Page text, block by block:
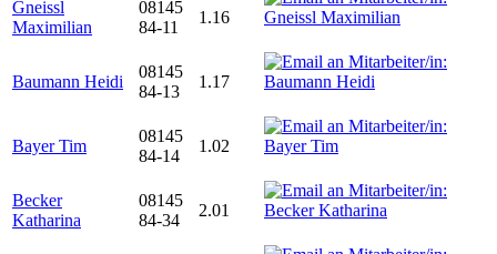
Gneissl
Maximilian
08145
84-11
1.16
Baumann Heidi
08145
84-13
1.17
Bayer Tim
08145
84-14
1.02
Becker
Katharina
08145
84-34
2.01